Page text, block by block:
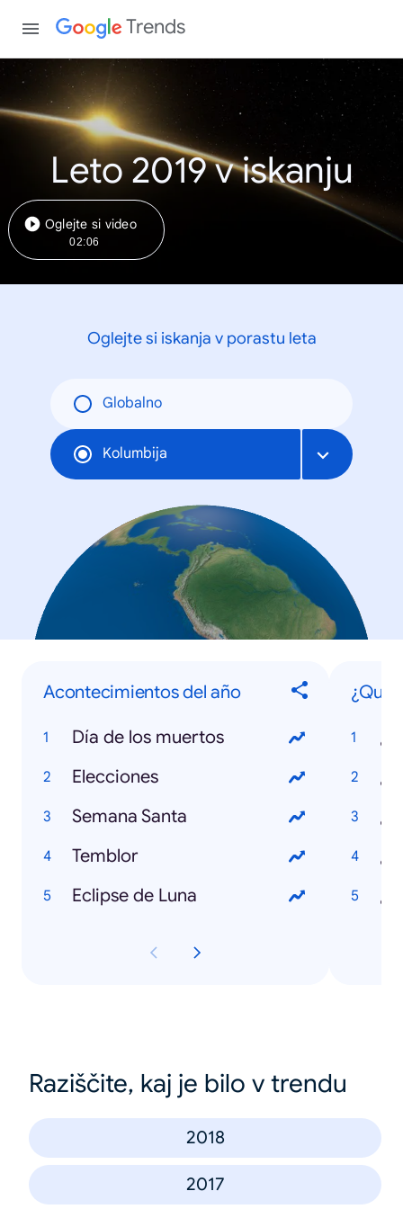
Trends
Leto 2019 v iskanju
Oglejte si video
02:06
Oglejte si iskanja v porastu leta
Globalno
Kolumbija
Acontecimientos del año
Día de los muertos
Elecciones
Semana Santa
Temblor
Eclipse de Luna
¿Qué
Raziščite, kaj je bilo v trendu
2018
2017